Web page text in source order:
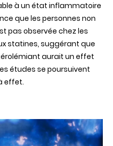
à un état inflammatoire
que les personnes non
pas observée chez les
statines, suggérant que
aurait un effet
études se poursuivent
effet.